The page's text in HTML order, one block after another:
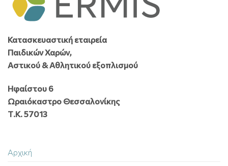
Κατασκευαστική εταιρεία
Παιδικών Χαρών,
Αστικού & Αθλητικού εξοπλισμού
Ηφαίστου 6
Ωραιόκαστρο Θεσσαλονίκης
Τ.Κ. 57013
Αρχική